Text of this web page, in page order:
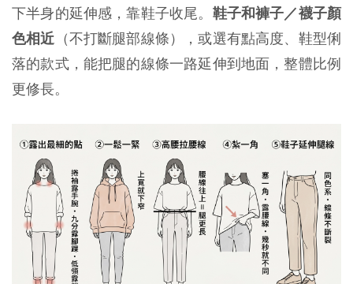
下半身的延伸感，靠鞋子收尾。 鞋子和褲子／襪子顏
色相近 （不打斷腿部線條），或選有點高度、鞋型俐
落的款式，能把腿的線條一路延伸到地面，整體比例
更修長。